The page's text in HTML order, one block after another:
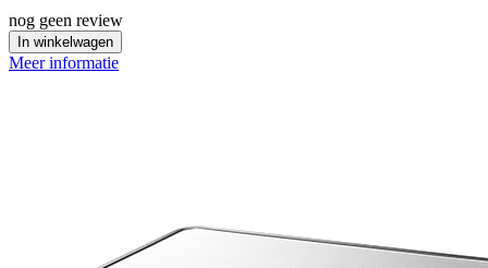
nog geen review
In winkelwagen
Meer informatie